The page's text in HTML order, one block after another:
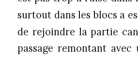
surtout dans les blocs a
de rejoindre la partie
passage remontant avec